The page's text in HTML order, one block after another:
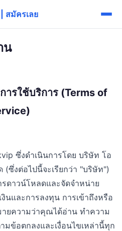
สมัครเลย
น
ารใช้บริการ (Terms of
ซึ่งดำเนินการโดย บริษัท โอ
ซึ่งต่อไปนี้จะเรียกว่า "บริษัท")
ดาวน์โหลดและจัดจำหน่าย
นและการลงทุน การเข้าถึงหรือ
ยความว่าคุณได้อ่าน ทำความ
มข้อตกลงและเงื่อนไขเหล่านี้ทุก